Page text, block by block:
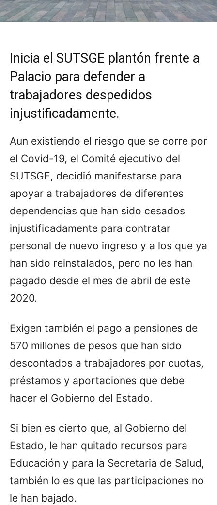
Inicia el SUTSGE plantón frente a
Palacio para defender a
trabajadores despedidos
injustificadamente.
Aun existiendo el riesgo que se corre por
el Covid-19, el Comité ejecutivo del
SUTSGE, decidió manifestarse para
apoyar a trabajadores de diferentes
dependencias que han sido cesados
injustificadamente para contratar
personal de nuevo ingreso y a los que ya
han sido reinstalados, pero no les han
pagado desde el mes de abril de este
2020.
Exigen también el pago a pensiones de
570 millones de pesos que han sido
descontados a trabajadores por cuotas,
préstamos y aportaciones que debe
hacer el Gobierno del Estado.
Si bien es cierto que, al Gobierno del
Estado, le han quitado recursos para
Educación y para la Secretaria de Salud,
también lo es que las participaciones no
le han bajado.